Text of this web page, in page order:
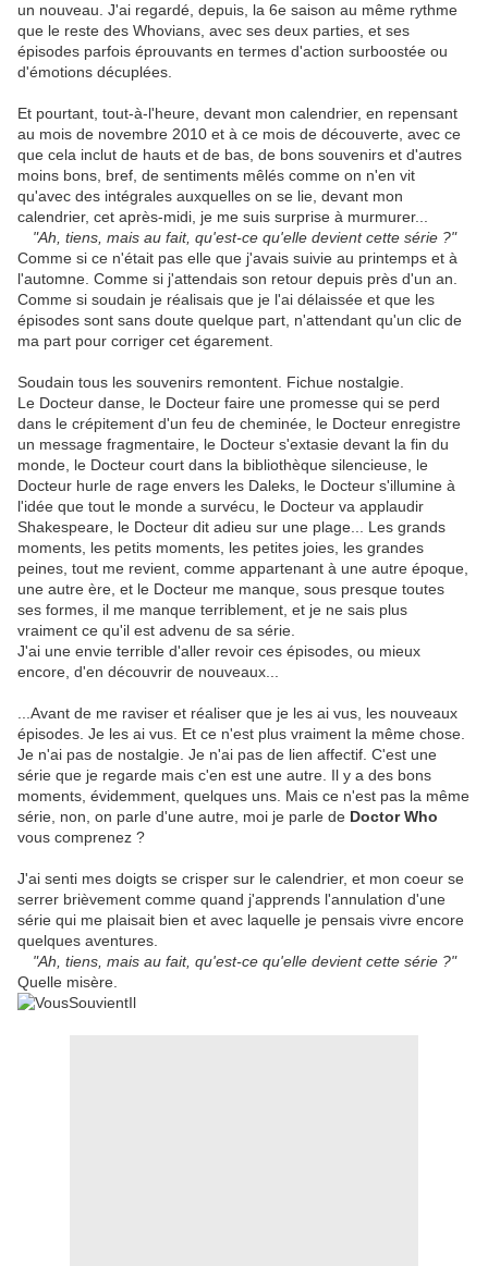
un nouveau. J'ai regardé, depuis, la 6e saison au même rythme
que le reste des Whovians, avec ses deux parties, et ses
épisodes parfois éprouvants en termes d'action surboostée ou
d'émotions décuplées.
Et pourtant, tout-à-l'heure, devant mon calendrier, en repensant
au mois de novembre 2010 et à ce mois de découverte, avec ce
que cela inclut de hauts et de bas, de bons souvenirs et d'autres
moins bons, bref, de sentiments mêlés comme on n'en vit
qu'avec des intégrales auxquelles on se lie, devant mon
calendrier, cet après-midi, je me suis surprise à murmurer...
"Ah, tiens, mais au fait, qu'est-ce qu'elle devient cette série ?"
Comme si ce n'était pas elle que j'avais suivie au printemps et à
l'automne. Comme si j'attendais son retour depuis près d'un an.
Comme si soudain je réalisais que je l'ai délaissée et que les
épisodes sont sans doute quelque part, n'attendant qu'un clic de
ma part pour corriger cet égarement.
Soudain tous les souvenirs remontent. Fichue nostalgie.
Le Docteur danse, le Docteur faire une promesse qui se perd
dans le crépitement d'un feu de cheminée, le Docteur enregistre
un message fragmentaire, le Docteur s'extasie devant la fin du
monde, le Docteur court dans la bibliothèque silencieuse, le
Docteur hurle de rage envers les Daleks, le Docteur s'illumine à
l'idée que tout le monde a survécu, le Docteur va applaudir
Shakespeare, le Docteur dit adieu sur une plage... Les grands
moments, les petits moments, les petites joies, les grandes
peines, tout me revient, comme appartenant à une autre époque,
une autre ère, et le Docteur me manque, sous presque toutes
ses formes, il me manque terriblement, et je ne sais plus
vraiment ce qu'il est advenu de sa série.
J'ai une envie terrible d'aller revoir ces épisodes, ou mieux
encore, d'en découvrir de nouveaux...
...Avant de me raviser et réaliser que je les ai vus, les nouveaux
épisodes. Je les ai vus. Et ce n'est plus vraiment la même chose.
Je n'ai pas de nostalgie. Je n'ai pas de lien affectif. C'est une
série que je regarde mais c'en est une autre. Il y a des bons
moments, évidemment, quelques uns. Mais ce n'est pas la même
série, non, on parle d'une autre, moi je parle de Doctor Who
vous comprenez ?
J'ai senti mes doigts se crisper sur le calendrier, et mon coeur se
serrer brièvement comme quand j'apprends l'annulation d'une
série qui me plaisait bien et avec laquelle je pensais vivre encore
quelques aventures.
"Ah, tiens, mais au fait, qu'est-ce qu'elle devient cette série ?"
Quelle misère.